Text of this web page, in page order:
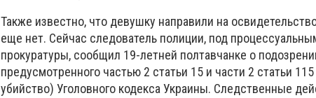
Также известно, что девушку направили на
еще нет. Сейчас следователь полиции, под
прокуратуры, сообщил 19-летней полтавчанке о
предусмотренного частью 2 статьи 15 и части 2 статьи
убийство) Уголовного кодекса Украины. Следственные